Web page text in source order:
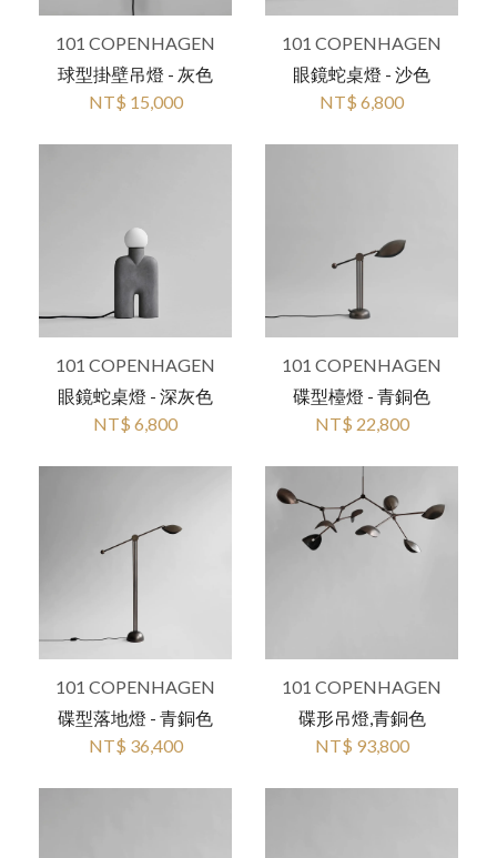
101 COPENHAGEN
球型掛壁吊燈 - 灰色
NT$ 15,000
101 COPENHAGEN
眼鏡蛇桌燈 - 沙色
NT$ 6,800
101 COPENHAGEN
眼鏡蛇桌燈 - 深灰色
NT$ 6,800
101 COPENHAGEN
碟型檯燈 - 青銅色
NT$ 22,800
101 COPENHAGEN
碟型落地燈 - 青銅色
NT$ 36,400
101 COPENHAGEN
碟形吊燈,青銅色
NT$ 93,800